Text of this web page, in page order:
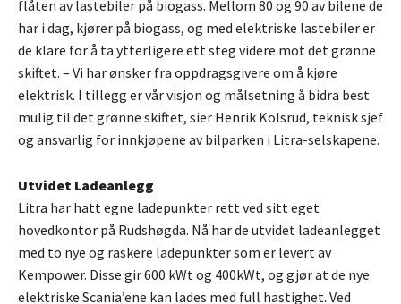
flåten av lastebiler på biogass. Mellom 80 og 90 av bilene de
har i dag, kjører på biogass, og med elektriske lastebiler er
de klare for å ta ytterligere ett steg videre mot det grønne
skiftet. – Vi har ønsker fra oppdragsgivere om å kjøre
elektrisk. I tillegg er vår visjon og målsetning å bidra best
mulig til det grønne skiftet, sier Henrik Kolsrud, teknisk sjef
og ansvarlig for innkjøpene av bilparken i Litra-selskapene.
Utvidet Ladeanlegg
Litra har hatt egne ladepunkter rett ved sitt eget
hovedkontor på Rudshøgda. Nå har de utvidet ladeanlegget
med to nye og raskere ladepunkter som er levert av
Kempower. Disse gir 600 kWt og 400kWt, og gjør at de nye
elektriske Scania’ene kan lades med full hastighet. Ved